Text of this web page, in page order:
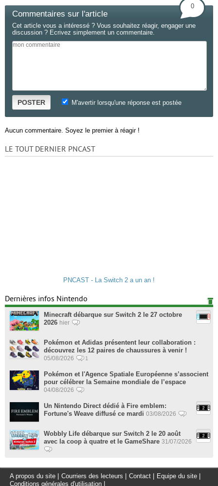
Commentaires sur l'article
0
Cet article vous a intéressé ? Vous souhaitez réagir, engager une
discussion ? Ecrivez simplement un commentaire.
POSTER M'avertir lorsqu'une réponse est postée
Aucun commentaire. Soyez le premier à réagir !
LE TOUT DERNIER PNCAST
PNCAST - La Switch 2 a un an !
Dernières infos Nintendo
Minecraft débarque sur Switch 2 le 27 octobre
2026 hier
Pokémon et Adidas présentent leur collaboration :
découvrez les 12 paires de chaussures à venir !
05/08/2026 1
Pokémon et l'Agence Spatiale Européenne s’associent
pour célébrer la Semaine mondiale de l’espace
04/08/2026
Un Nintendo Direct dédié à Fire emblem:
Fortune's Weave diffusé ce mardi 03/08/2026
Wobbly Life débarque sur Switch 2 le 20 août
avec la coop à quatre et le GameShare 31/07/2026
A propos du site Courriers des lecteurs Contact Equipe du site
Conditions générales d'utilisation